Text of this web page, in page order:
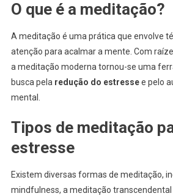
O que é a meditação?
A meditação é uma prática que envolve
atenção para acalmar a mente. Com
a meditação moderna tornou-se uma
busca pela redução do estressee pelo
mental.
Tipos de meditação
estresse
Existem diversas formas de meditação,
mindfulness, a meditação